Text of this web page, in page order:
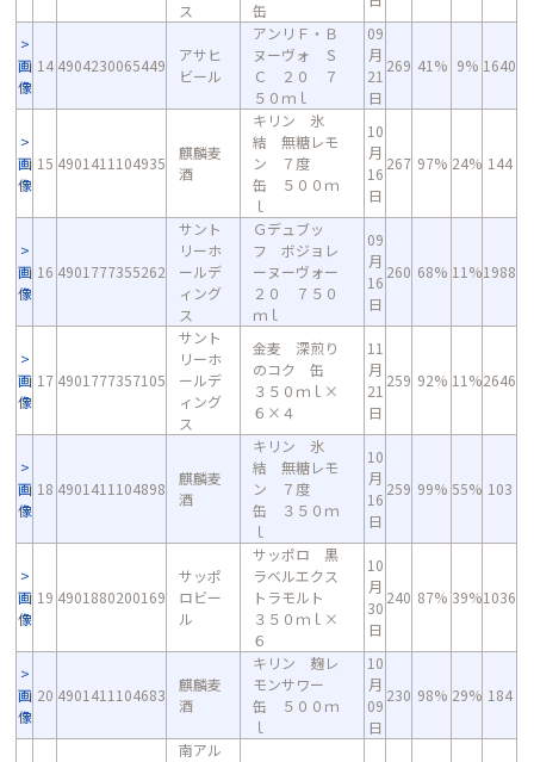
ス
缶
画
像
14 4904230065449
アサヒ
ビール
アンリＦ・Ｂ
ヌーヴォ Ｓ
Ｃ ２０ ７
５０ｍｌ
09
月
21
日
269 41% 9% 1640
画
像
15 4901411104935
麒麟麦
酒
キリン 氷
結 無糖レモ
ン ７度
缶 ５００ｍ
ｌ
10
月
16
日
267 97% 24% 144
画
像
16 4901777355262
サント
リーホ
ールデ
ィング
ス
Ｇデュブッ
フ ボジョレ
ーヌーヴォー
２０ ７５０
ｍｌ
09
月
16
日
260 68% 11%1988
画
像
17 4901777357105
サント
リーホ
ールデ
ィング
ス
金麦 深煎り
のコク 缶
３５０ｍｌ×
６×４
11
月
21
日
259 92% 11%2646
画
像
18 4901411104898
麒麟麦
酒
キリン 氷
結 無糖レモ
ン ７度
缶 ３５０ｍ
ｌ
10
月
16
日
259 99% 55% 103
画
像
19 4901880200169
サッポ
ロビー
ル
サッポロ 黒
ラベルエクス
トラモルト
３５０ｍｌ×
６
10
月
30
日
240 87% 39%1036
画
像
20 4901411104683
麒麟麦
酒
キリン 麹レ
モンサワー
缶 ５００ｍ
ｌ
10
月
09
日
230 98% 29% 184
南アル